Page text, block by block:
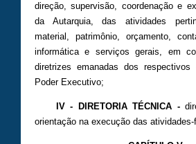
direção, supervisão, coordenação e
da Autarquia, das atividades
material, patrimônio, orçamento,
informática e serviços gerais, em
diretrizes emanadas dos
Poder Executivo;
IV - DIRETORIA TÉCNICA -
orientação na execução das